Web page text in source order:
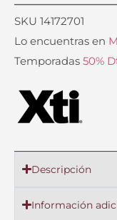
SKU 14172701
Lo encuentras en
Temporadas 50%
Descripción
Información